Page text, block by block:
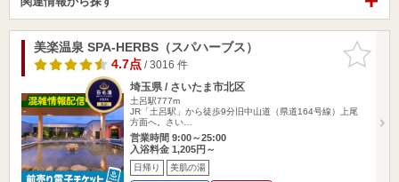
お気に入
りに追加
美楽温泉 SPA-HERBS（スパハーブス）
4.7点/ 3016 件
埼玉県 / さいたま市北区
土呂駅777m
JR「土呂駅」から徒歩9分旧中山道（県道164号線）上尾
方面へ。さい…
営業時間 9:00～25:00
入浴料金 1,205円～
日帰り 美肌の湯